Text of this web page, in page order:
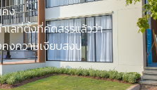
ง
เลที่ตั้งที่คัดสรรแล้วว่า
งความเงียบสงบ